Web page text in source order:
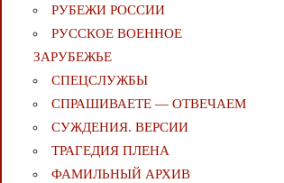
РУБЕЖИ РОССИИ
РУССКОЕ ВОЕННОЕ
ЗАРУБЕЖЬЕ
СПЕЦСЛУЖБЫ
СПРАШИВАЕТЕ — ОТВЕЧАЕМ
СУЖДЕНИЯ. ВЕРСИИ
ТРАГЕДИЯ ПЛЕНА
ФАМИЛЬНЫЙ АРХИВ